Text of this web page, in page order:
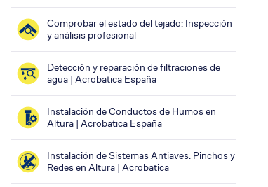
Comprobar el estado del tejado: Inspección
y análisis profesional
Detección y reparación de filtraciones de
agua | Acrobatica España
Instalación de Conductos de Humos en
Altura | Acrobatica España
Instalación de Sistemas Antiaves: Pinchos y
Redes en Altura | Acrobatica